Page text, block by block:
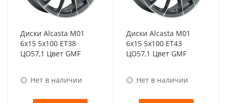
Диски Alcasta M01
6x15 5x100 ET38
ЦО57,1 Цвет GMF
Нет в наличии
Диски Alcasta M01
6x15 5x100 ET43
ЦО57,1 Цвет GMF
Нет в наличии